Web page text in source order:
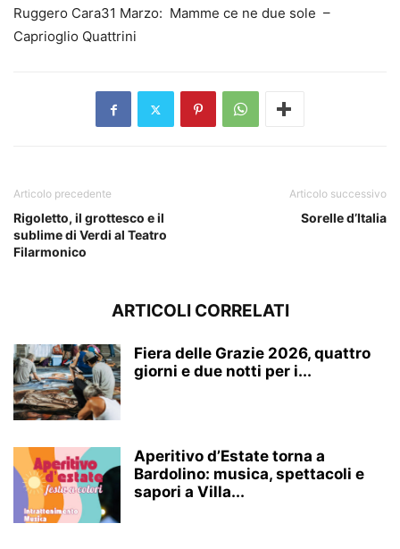
Ruggero Cara31 Marzo: Mamme ce ne due sole –
Caprioglio Quattrini
Articolo precedente
Rigoletto, il grottesco e il
sublime di Verdi al Teatro
Filarmonico
Articolo successivo
Sorelle d’Italia
ARTICOLI CORRELATI
Fiera delle Grazie 2026, quattro
giorni e due notti per i...
Aperitivo d’Estate torna a
Bardolino: musica, spettacoli e
sapori a Villa...